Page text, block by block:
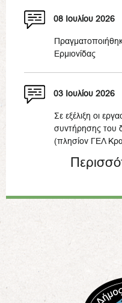
08 Ιουλίου 2026
Ερμιονίδας
03 Ιουλίου 2026
Σε εξέλιξη οι
συντήρησης του
(πλησίον ΓΕΛ